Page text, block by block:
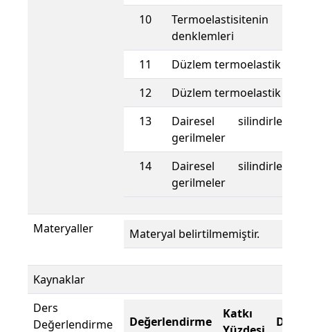
10
denklemleri
11
Düzlem termoelastik
12
Düzlem termoelastik
13
Dairesel
gerilmeler
14
Dairesel
gerilmeler
Materyaller Materyal belirtilmemiştir.
Kaynaklar
Ders
Değerlendirme
Değerlendirme
Katkı